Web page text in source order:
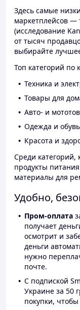
Здесь самые
маркетплейсов —
(исследование
от тысяч
выбирайте
Топ категорий по
Техника и
Товары для
Авто- и
Одежда и обувь
Красота и
Среди категорий,
продукты
материалы для
Удобно,
Пром-оплата
получает
осмотрит и
деньги
нужно
почте.
С подпиской
Украине за 50
покупки,